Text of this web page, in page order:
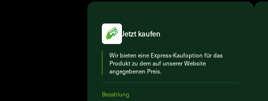
Jetzt kaufen
Wir bieten eine Express-Kaufoption für das
Produkt zu dem auf unserer Website
angegebenen Preis.
Bezahlung